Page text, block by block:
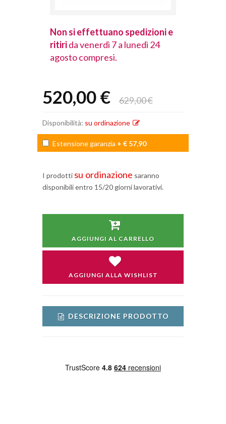
Non si effettuano spedizioni e
ritirida venerdì 7 a lunedì 24
agosto compresi.
520,00 € 629,00 €
Disponibilità: su ordinazione
Estensione garanzia + € 57,90
I prodotti su ordinazione saranno
disponibili entro 15/20 giorni lavorativi.
AGGIUNGI AL CARRELLO
AGGIUNGI ALLA WISHLIST
DESCRIZIONE PRODOTTO